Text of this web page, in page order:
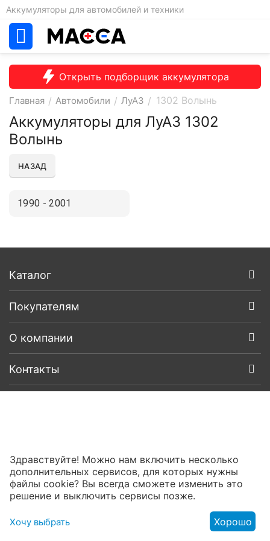
Аккумуляторы для автомобилей и техники
Открыть подборщик аккумулятора
Главная / Автомобили / ЛуАЗ / 1302 Волынь
Аккумуляторы для ЛуАЗ 1302
Волынь
НАЗАД
1990 - 2001
Каталог
Покупателям
О компании
Контакты
Здравствуйте! Можно нам включить несколько
дополнительных сервисов, для которых нужны
файлы cookie? Вы всегда сможете изменить это
решение и выключить сервисы позже.
Хочу выбрать Хорошо